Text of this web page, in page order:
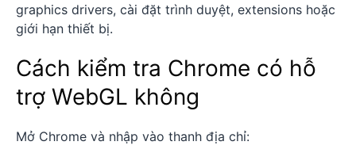
graphics drivers, cài đặt trình duyệt, extensions hoặc
giới hạn thiết bị.
Cách kiểm tra Chrome có hỗ
trợ WebGL không
Mở Chrome và nhập vào thanh địa chỉ: